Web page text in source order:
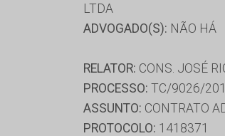
LTDA
ADVOGADO(S): NÃO HÁ
RELATOR: CONS. JOSÉ
PROCESSO: TC/9026/
ASSUNTO: CONTRATO
PROTOCOLO: 1418371